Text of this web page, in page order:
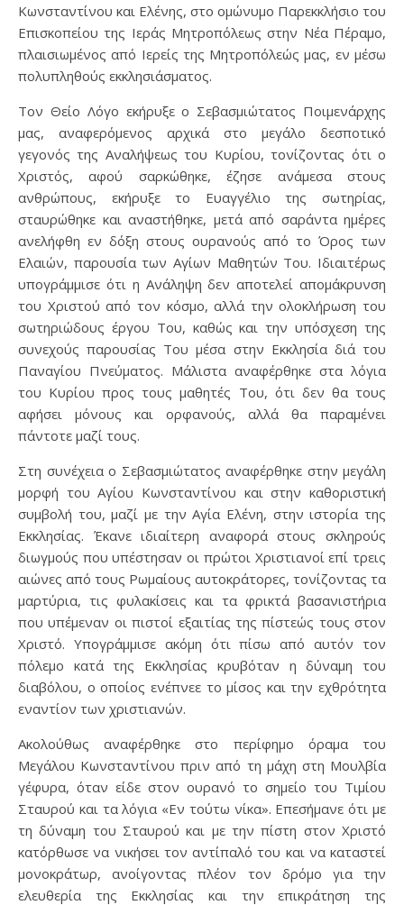
Κωνσταντίνου και Ελένης, στο ομώνυμο Παρεκκλήσιο του
Επισκοπείου της Ιεράς Μητροπόλεως στην Νέα Πέραμο,
πλαισιωμένος από Ιερείς της Μητροπόλεώς μας, εν μέσω
πολυπληθούς εκκλησιάσματος.
Τον Θείο Λόγο εκήρυξε ο Σεβασμιώτατος Ποιμενάρχης
μας, αναφερόμενος αρχικά στο μεγάλο δεσποτικό
γεγονός της Αναλήψεως του Κυρίου, τονίζοντας ότι ο
Χριστός, αφού σαρκώθηκε, έζησε ανάμεσα στους
ανθρώπους, εκήρυξε το Ευαγγέλιο της σωτηρίας,
σταυρώθηκε και αναστήθηκε, μετά από σαράντα ημέρες
ανελήφθη εν δόξη στους ουρανούς από το Όρος των
Ελαιών, παρουσία των Αγίων Μαθητών Του. Ιδιαιτέρως
υπογράμμισε ότι η Ανάληψη δεν αποτελεί απομάκρυνση
του Χριστού από τον κόσμο, αλλά την ολοκλήρωση του
σωτηριώδους έργου Του, καθώς και την υπόσχεση της
συνεχούς παρουσίας Του μέσα στην Εκκλησία διά του
Παναγίου Πνεύματος. Μάλιστα αναφέρθηκε στα λόγια
του Κυρίου προς τους μαθητές Του, ότι δεν θα τους
αφήσει μόνους και ορφανούς, αλλά θα παραμένει
πάντοτε μαζί τους.
Στη συνέχεια ο Σεβασμιώτατος αναφέρθηκε στην μεγάλη
μορφή του Αγίου Κωνσταντίνου και στην καθοριστική
συμβολή του, μαζί με την Αγία Ελένη, στην ιστορία της
Εκκλησίας. Έκανε ιδιαίτερη αναφορά στους σκληρούς
διωγμούς που υπέστησαν οι πρώτοι Χριστιανοί επί τρεις
αιώνες από τους Ρωμαίους αυτοκράτορες, τονίζοντας τα
μαρτύρια, τις φυλακίσεις και τα φρικτά βασανιστήρια
που υπέμεναν οι πιστοί εξαιτίας της πίστεώς τους στον
Χριστό. Υπογράμμισε ακόμη ότι πίσω από αυτόν τον
πόλεμο κατά της Εκκλησίας κρυβόταν η δύναμη του
διαβόλου, ο οποίος ενέπνεε το μίσος και την εχθρότητα
εναντίον των χριστιανών.
Ακολούθως αναφέρθηκε στο περίφημο όραμα του
Μεγάλου Κωνσταντίνου πριν από τη μάχη στη Μουλβία
γέφυρα, όταν είδε στον ουρανό το σημείο του Τιμίου
Σταυρού και τα λόγια «Εν τούτω νίκα». Επεσήμανε ότι με
τη δύναμη του Σταυρού και με την πίστη στον Χριστό
κατόρθωσε να νικήσει τον αντίπαλό του και να καταστεί
μονοκράτωρ, ανοίγοντας πλέον τον δρόμο για την
ελευθερία της Εκκλησίας και την επικράτηση της